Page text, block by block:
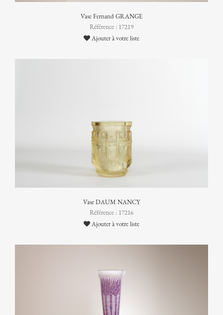
Vase Fernand GRANGE
Référence : 17219
Ajouter à votre liste
Vase DAUM NANCY
Référence : 17216
Ajouter à votre liste